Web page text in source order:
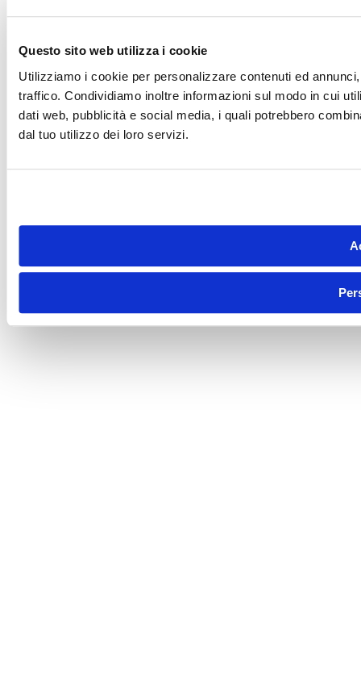
Questo sito web utilizza i cookie
Utilizziamo i cookie per personalizzare contenuti ed
traffico. Condividiamo inoltre informazioni sul modo in cui
dati web, pubblicità e social media, i quali potrebbero
dal tuo utilizzo dei loro servizi.